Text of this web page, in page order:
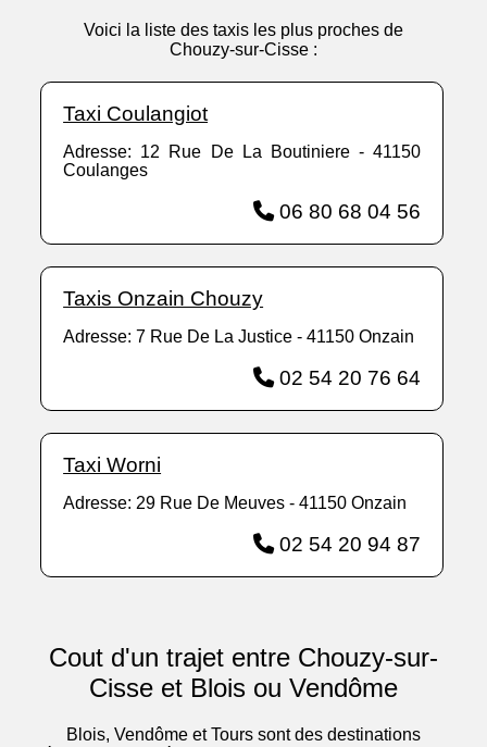
Voici la liste des taxis les plus proches de
Chouzy-sur-Cisse :
Taxi Coulangiot
Adresse: 12 Rue De La Boutiniere - 41150
Coulanges
06 80 68 04 56
Taxis Onzain Chouzy
Adresse: 7 Rue De La Justice - 41150 Onzain
02 54 20 76 64
Taxi Worni
Adresse: 29 Rue De Meuves - 41150 Onzain
02 54 20 94 87
Cout d'un trajet entre Chouzy-sur-
Cisse et Blois ou Vendôme
Blois, Vendôme et Tours sont des destinations